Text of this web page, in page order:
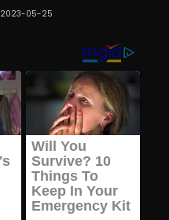
2023-05-25